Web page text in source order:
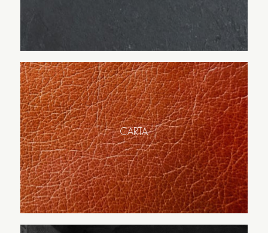
CARTA